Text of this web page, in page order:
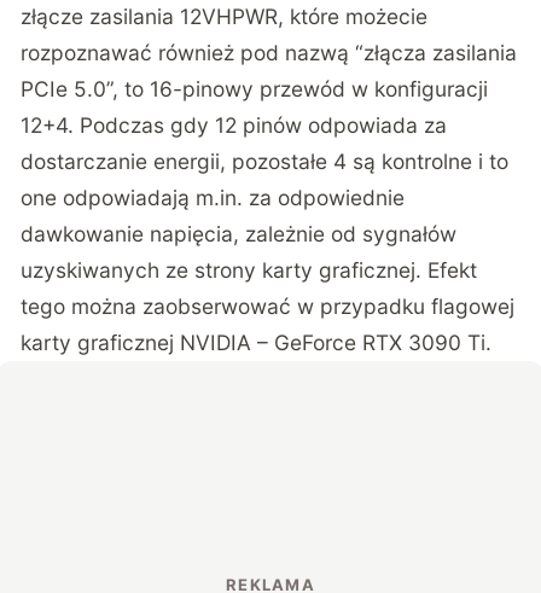
złącze zasilania 12VHPWR, które możecie
rozpoznawać również pod nazwą “złącza zasilania
PCIe 5.0”, to 16-pinowy przewód w konfiguracji
12+4. Podczas gdy 12 pinów odpowiada za
dostarczanie energii, pozostałe 4 są kontrolne i to
one odpowiadają m.in. za odpowiednie
dawkowanie napięcia, zależnie od sygnałów
uzyskiwanych ze strony karty graficznej. Efekt
tego można zaobserwować w przypadku flagowej
karty graficznej NVIDIA – GeForce RTX 3090 Ti.